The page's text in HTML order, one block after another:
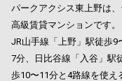
パークアクシス東上野は
高級賃貸マンションです。
JR山手線「上野」駅徒歩
7分、日比谷線「入谷」駅
歩10〜11分と4路線を使え